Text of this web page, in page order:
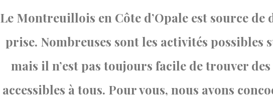
Le Montreuillois en Côte d’Opale est source de
prise. Nombreuses sont les activités
mais il n’est pas toujours facile de trouver
accessibles à tous. Pour vous, nous avons